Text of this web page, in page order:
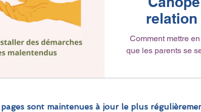
Comment mettre
que les parents se
pages sont maintenues à jour le plus